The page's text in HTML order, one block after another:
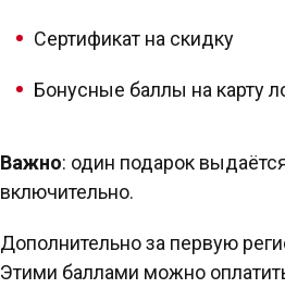
Сертификат на скидку
Бонусные баллы на карту
Важно: один подарок
включительно.
Дополнительно за первую
Этими баллами можно